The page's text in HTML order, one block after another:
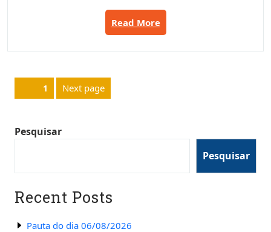
Read More“Pauta
do
dia
Navegação
por
1 Next page
Pesquisar
Pesquisar
Recent Posts
Pauta do dia 06/08/2026